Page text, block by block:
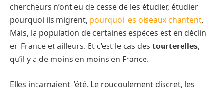
chercheurs n’ont eu de cesse de les étudier, étudier
pourquoi ils migrent, pourquoi les oiseaux chantent.
Mais, la population de certaines espèces est en déclin
en France et ailleurs. Et c’est le cas des tourterelles,
qu’il y a de moins en moins en France.
Elles incarnaient l’été. Le roucoulement discret, les